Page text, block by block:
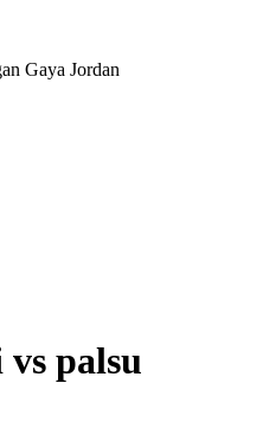
Gaya Jordan
palsu